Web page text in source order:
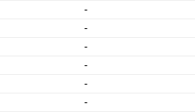
-
-
-
-
-
-